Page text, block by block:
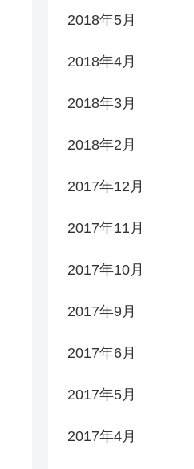
2018年5月
2018年4月
2018年3月
2018年2月
2017年12月
2017年11月
2017年10月
2017年9月
2017年6月
2017年5月
2017年4月